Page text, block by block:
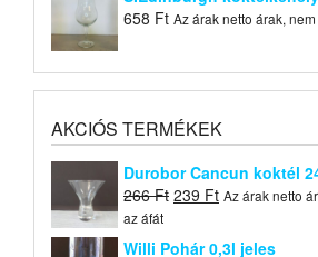
658 Ft Az árak netto árak,
AKCIÓS TERMÉKEK
Durobor Cancun koktél
266Ft Original
was:
239 FtCurrent
is:
Az árak netto
az áfát
Willi Pohár 0,3l jeles